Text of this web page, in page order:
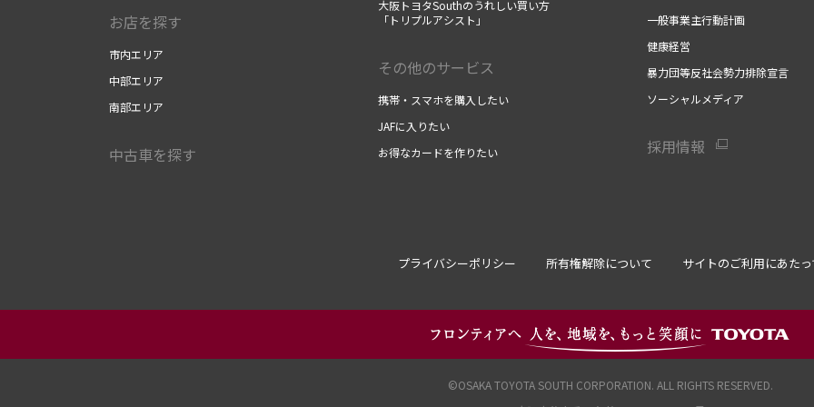
お店を探す
市内エリア
中部エリア
南部エリア
中古車を探す
大阪トヨタSouthのうれしい買い方
「トリプルアシスト」
その他のサービス
携帯・スマホを購入したい
JAFに入りたい
お得なカードを作りたい
一般事業主行動計画
健康経営
暴力団等反社会勢力排除宣言
ソーシャルメディア
採用情報
プライバシーポリシー 所有権解除について サイトのご利用にあた
©OSAKA TOYOTA SOUTH CORPORATION. ALL RIGHTS RESERVED.